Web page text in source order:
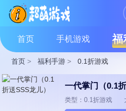
首页 手机游戏 福
首页 > 福利手游 > 0.1折游戏
一代掌门（0.1
类型：0.1折游戏